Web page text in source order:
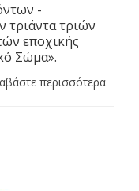
-
τριάντα τριών
εποχικής
Σώμα».
περισσότερα